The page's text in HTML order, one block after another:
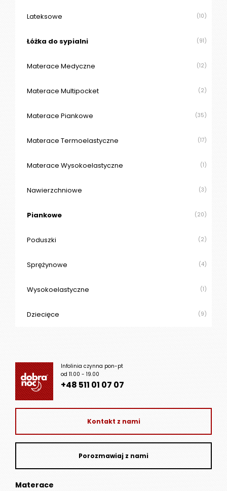
Lateksowe (10)
Łóżka do sypialni (91)
Materace Medyczne (12)
Materace Multipocket (2)
Materace Piankowe (35)
Materace Termoelastyczne (17)
Materace Wysokoelastyczne (1)
Nawierzchniowe (3)
Piankowe (20)
Poduszki (2)
Sprężynowe (4)
Wysokoelastyczne (1)
Dziecięce (9)
Infolinia czynna pon-pt
od 11.00 - 19.00
+48 511 01 07 07
Kontakt z nami
Porozmawiaj z nami
Materace